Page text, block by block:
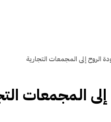
الروح إلى المجمعات التجارية
المجمعات